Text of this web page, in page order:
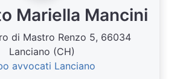
Mariella Mancini
di Mastro Renzo 5, 66034
Lanciano (CH)
avvocati Lanciano